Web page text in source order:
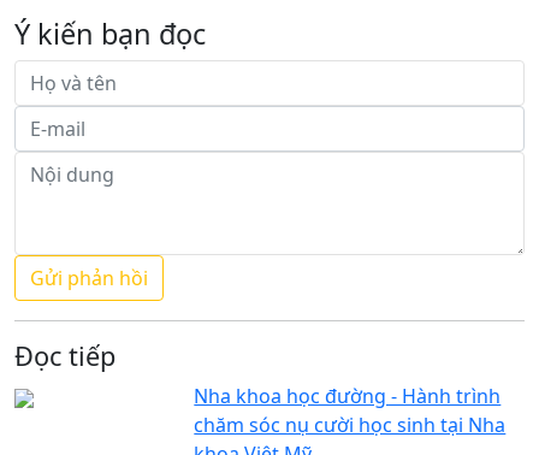
Ý kiến bạn đọc
Đọc tiếp
Nha khoa học đường - Hành trình
chăm sóc nụ cười học sinh tại Nha